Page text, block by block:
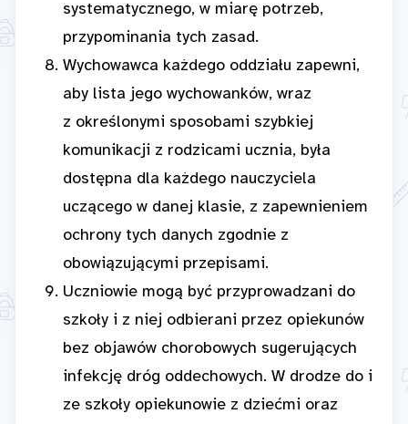
systematycznego, w miarę potrzeb,
przypominania tych zasad.
Wychowawca każdego oddziału zapewni,
aby lista jego wychowanków, wraz
z określonymi sposobami szybkiej
komunikacji z rodzicami ucznia, była
dostępna dla każdego nauczyciela
uczącego w danej klasie, z zapewnieniem
ochrony tych danych zgodnie z
obowiązującymi przepisami.
Uczniowie mogą być przyprowadzani do
szkoły i z niej odbierani przez opiekunów
bez objawów chorobowych sugerujących
infekcję dróg oddechowych. W drodze do i
ze szkoły opiekunowie z dziećmi oraz